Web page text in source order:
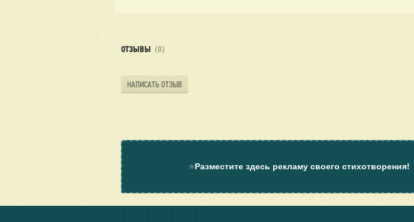
ОТЗЫВЫ (0)
НАПИСАТЬ ОТЗЫВ
⭐Разместите здесь рекламу своего стихотворения!